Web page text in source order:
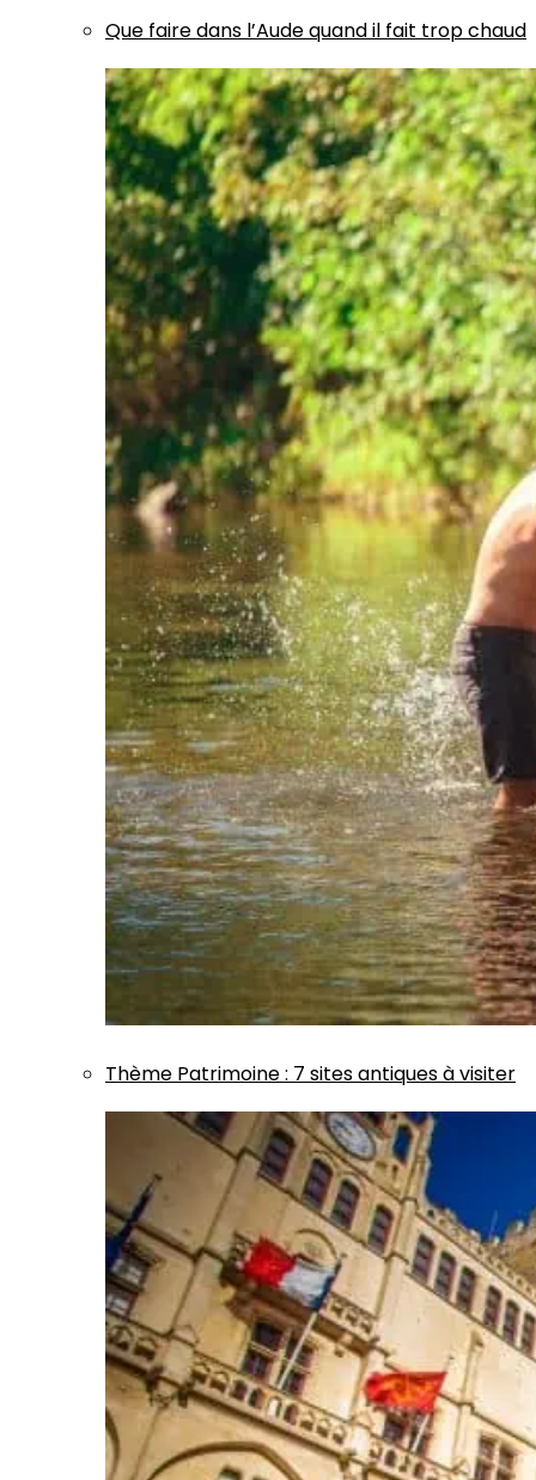
Que faire dans l’Aude quand il fait trop chaud
Thème Patrimoine: 7 sites antiques à visiter